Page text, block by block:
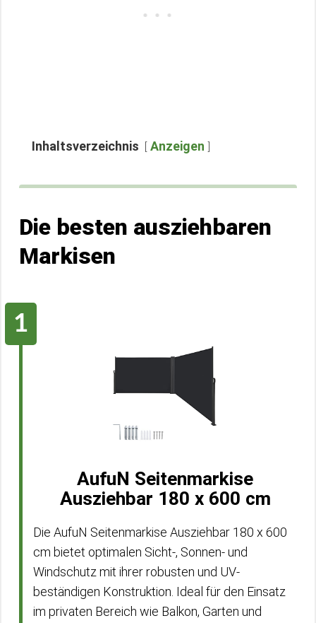
Inhaltsverzeichnis Anzeigen
Die besten ausziehbaren
Markisen
AufuN Seitenmarkise
Ausziehbar 180 x 600 cm
Die AufuN Seitenmarkise Ausziehbar 180 x 600
cm bietet optimalen Sicht-, Sonnen- und
Windschutz mit ihrer robusten und UV-
beständigen Konstruktion. Ideal für den Einsatz
im privaten Bereich wie Balkon, Garten und